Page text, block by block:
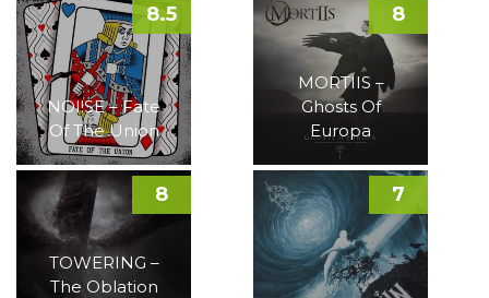
NOI!SE – Fate
Of The Union
8.5
MORTIIS –
Ghosts Of
Europa
8
TOWERING –
The Oblation
8 7